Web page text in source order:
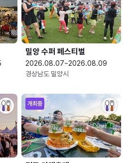
밀양 수퍼 페스티벌
2026.08.07~2026.08.09
경상남도 밀양시
개최중